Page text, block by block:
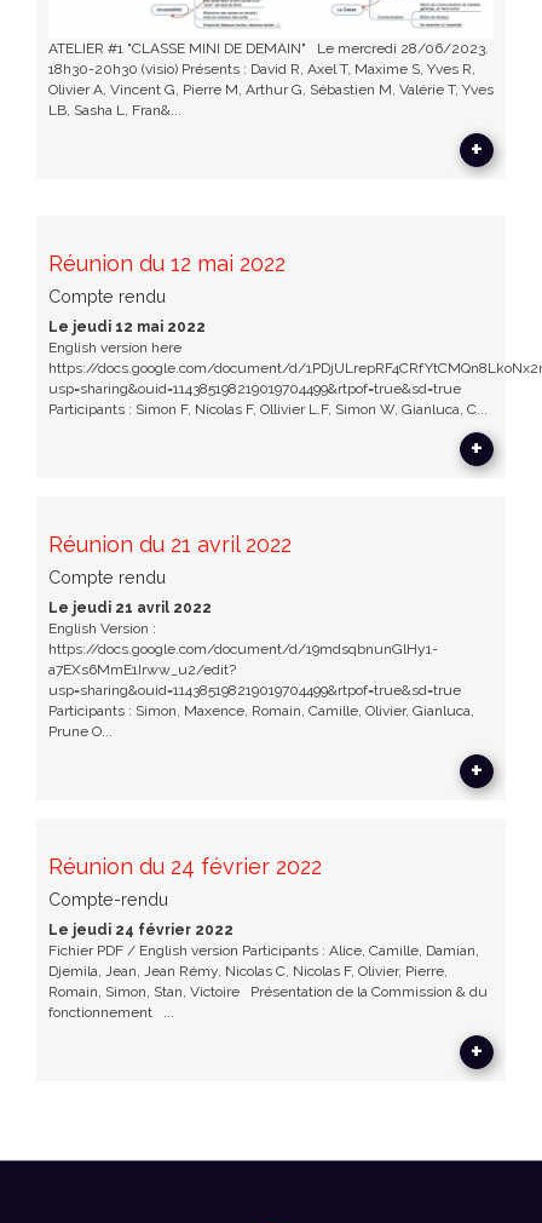
ATELIER #1 "CLASSE MINI DE DEMAIN" Le mercredi 28/06/2023.
18h30-20h30 (visio) Présents : David R, Axel T, Maxime S, Yves R,
Olivier A, Vincent G, Pierre M, Arthur G, Sébastien M, Valérie T, Yves
LB, Sasha L, Fran&...
+
Réunion du 12 mai 2022
Compte rendu
Le jeudi 12 mai 2022
English version here
https://docs.google.com/document/d/
usp=sharing&ouid=114385198219019704499&rtpof=true&sd=true
Participants : Simon F, Nicolas F, Ollivier L.F, Simon W, Gianluca, C...
+
Réunion du 21 avril 2022
Compte rendu
Le jeudi 21 avril 2022
English Version :
https://docs.google.com/document/d/19mdsqbnunGlHy1-
a7EXs6MmE1Irww_u2/edit?
usp=sharing&ouid=114385198219019704499&rtpof=true&sd=true
Participants : Simon, Maxence, Romain, Camille, Olivier, Gianluca,
Prune O...
+
Réunion du 24 février 2022
Compte-rendu
Le jeudi 24 février 2022
Fichier PDF / English version Participants : Alice, Camille, Damian,
Djemila, Jean, Jean Rémy, Nicolas C, Nicolas F, Olivier, Pierre,
Romain, Simon, Stan, Victoire Présentation de la Commission & du
fonctionnement ...
+